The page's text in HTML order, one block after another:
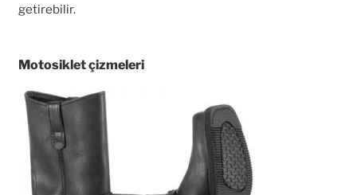
getirebilir.
Motosiklet çizmeleri